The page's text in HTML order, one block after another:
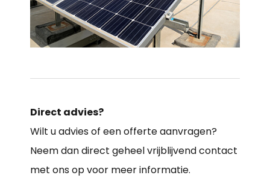
Direct advies?
Wilt u advies of een offerte aanvragen?
Neem dan direct geheel vrijblijvend contact
met ons op voor meer informatie.